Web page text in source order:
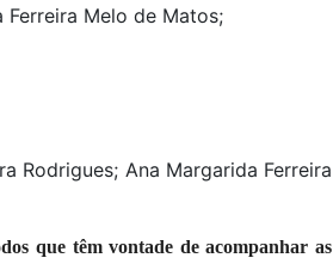
Ferreira Melo de Matos;
Rodrigues; Ana Margarida Ferreira
que têm vontade de acompanhar as